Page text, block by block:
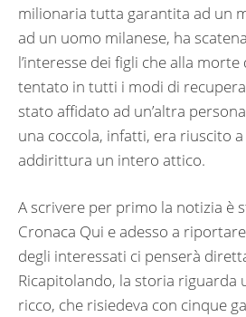
milionaria tutta garantita ad un
ad un uomo milanese, ha
l’interesse dei figli che alla
tentato in tutti i modi di
stato affidato ad un’altra
una coccola, infatti, era riuscito
addirittura un intero attico.
A scrivere per primo la notizia è
Cronaca Qui e adesso a
degli interessati ci penserà
Ricapitolando, la storia riguarda
ricco, che risiedeva con cinque